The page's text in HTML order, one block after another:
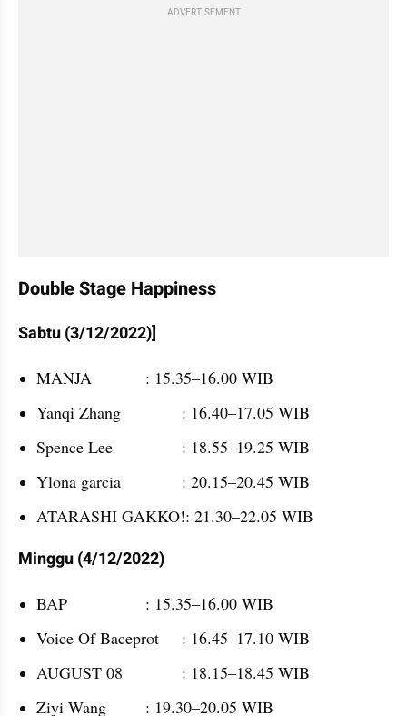
ADVERTISEMENT
Double Stage Happiness
Sabtu (3/12/2022)]
MANJA 		: 15.35–16.00 WIB
Yanqi Zhang		: 16.40–17.05 WIB
Spence Lee		: 18.55–19.25 WIB
Ylona garcia	 	: 20.15–20.45 WIB
ATARASHI GAKKO!: 21.30–22.05 WIB
Minggu (4/12/2022)
BAP			: 15.35–16.00 WIB
Voice Of Baceprot	: 16.45–17.10 WIB
AUGUST 08		: 18.15–18.45 WIB
Ziyi Wang		: 19.30–20.05 WIB